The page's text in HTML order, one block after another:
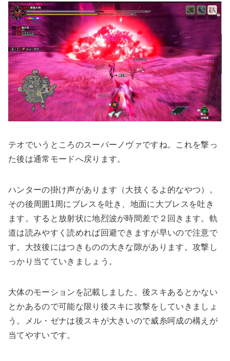
テオでいうところのスーパーノヴァですね。これを撃っ
た後は通常モードへ戻ります。
ハンターの掛け声があります（大技くるよ的なやつ）。
その後周囲1周にブレスを吐き、地面に大ブレスを吐き
ます。すると放射状に地烈波が時間差で２回きます。軌
道は読みやすく読めれば回避できますが早いので注意で
す。大技後にはつきものの大きな隙があります。攻撃し
っかり当てていきましょう。
大体のモーションを記載しました。後スキあるとかない
とかあるので可能な限り後スキに攻撃をしていきましょ
う。メル・ゼナは後スキが大きいので威糸呵成の構えが
当てやすいです。